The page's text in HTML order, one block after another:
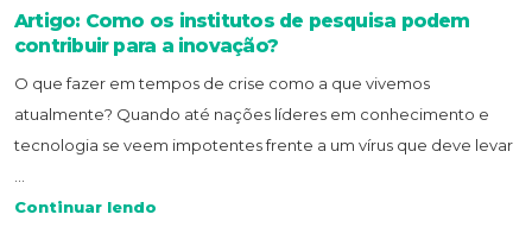
Artigo: Como os institutos de pesquisa podem
contribuir para a inovação?
O que fazer em tempos de crise como a que vivemos
atualmente? Quando até nações líderes em conhecimento e
tecnologia se veem impotentes frente a um vírus que deve levar
Continuar lendo